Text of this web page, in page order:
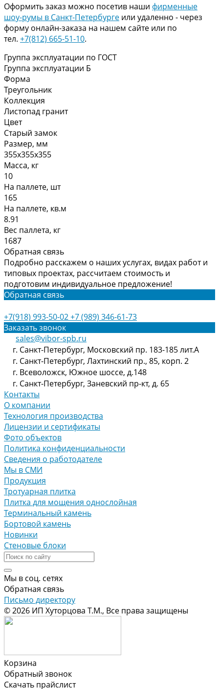
Оформить заказ можно посетив наши фирменные
шоу-румы в Санкт-Петербурге или удаленно - через
форму онлайн-заказа на нашем сайте или по
тел. +7(812) 665-51-10.
Группа эксплуатации по ГОСТ
Группа эксплуатации Б
Форма
Треугольник
Коллекция
Листопад гранит
Цвет
Старый замок
Размер, мм
355х355х355
Масса, кг
10
На паллете, шт
165
На паллете, кв.м
8.91
Вес паллета, кг
1687
Обратная связь
Подробно расскажем о наших услугах, видах работ и
типовых проектах, рассчитаем стоимость и
подготовим индивидуальное предложение!
Обратная связь
+7(918) 993-50-02+7 (989) 346-61-73
Заказать звонок
sales@vibor-spb.ru
г. Санкт-Петербург, Московский пр. 183-185 лит.А
г. Санкт-Петербург, Лахтинский пр., 85, корп. 2
г. Всеволожск, Южное шоссе, д.148
г. Санкт-Петербург, Заневский пр-кт, д. 65
Контакты
О компании
Технология производства
Лицензии и сертификаты
Фото объектов
Политика конфиденциальности
Сведения о работодателе
Мы в СМИ
Продукция
Тротуарная плитка
Плитка для мощения однослойная
Терминальный камень
Бортовой камень
Новинки
Стеновые блоки
Мы в соц. сетях
Обратная связь
Письмо директору
© 2026 ИП Хуторцова Т.М., Все права защищены
Корзина
Обратный звонок
Скачать прайслист